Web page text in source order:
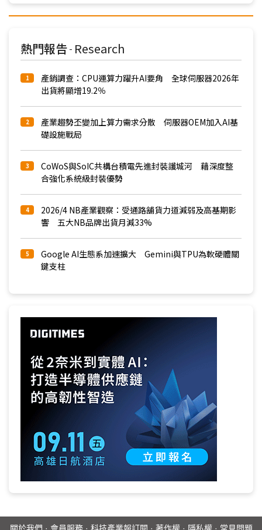
熱門報告 - Research
1
產銷調查：CPU運算力躍升AI要角 全球伺服器2026年
出貨將顯增19.2％
2
產業趨勢丕變加上算力需求分散 伺服器OEM加入AI基
礎設施戰局
3
CoWoS與SoIC共構台積電先進封裝護城河 藉深度整
合強化系統級封裝優勢
4
2026/4 NB產業觀察：受通路舖貨力道減弱及高基期影
響 五大NB品牌出貨月減33%
5
Google AI生態系加速擴大 Gemini與TPU為軟硬體關
鍵支柱